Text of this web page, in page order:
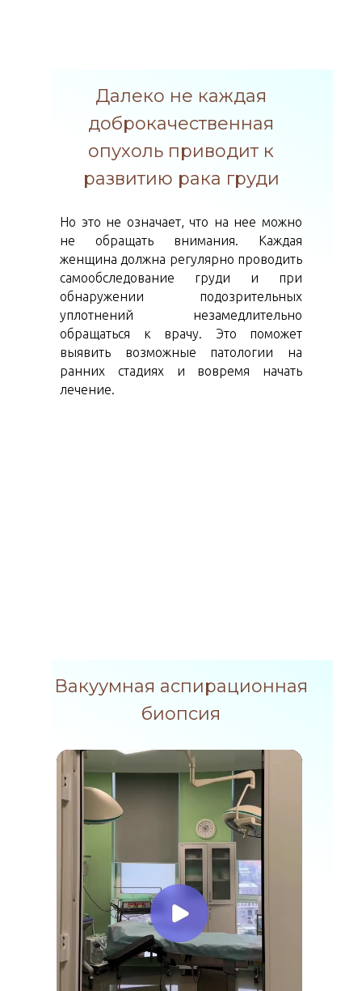
Но это не означает, что на нее можно
не обращать внимания. Каждая
женщина должна регулярно проводить
самообследование груди и при
обнаружении подозрительных
уплотнений незамедлительно
обращаться к врачу. Это поможет
выявить возможные патологии на
ранних стадиях и вовремя начать
лечение.
Далеко не каждая
доброкачественная
опухоль приводит к
развитию рака груди
Вакуумная аспирационная
биопсия